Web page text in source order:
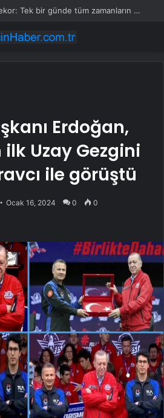
Gökyüzünde tarihi rekor: Tek bir günde tüm zamanların zirvesine ulaşıldı
Erdoğan,
ilk Uzay Gezgini
ile görüştü
Ocak 16, 2024 0 0